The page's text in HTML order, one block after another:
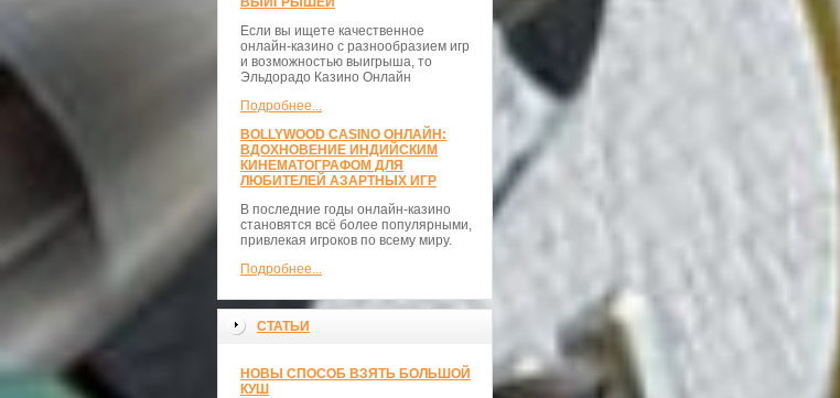
Если вы ищете качественное
онлайн-казино с разнообразием игр
и возможностью выигрыша, то
Эльдорадо Казино Онлайн
Подробнее...
BOLLYWOOD CASINO ОНЛАЙН:
ВДОХНОВЕНИЕ ИНДИЙСКИМ
КИНЕМАТОГРАФОМ ДЛЯ
ЛЮБИТЕЛЕЙ АЗАРТНЫХ ИГР
В последние годы онлайн-казино
становятся всё более популярными,
привлекая игроков по всему миру.
Подробнее...
СТАТЬИ
НОВЫ СПОСОБ ВЗЯТЬ БОЛЬШОЙ
КУШ